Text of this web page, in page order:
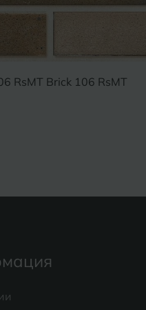
RsMT Brick 106 RsMT